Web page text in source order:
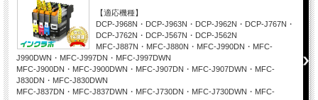
【適応機種】
DCP-J968N・DCP-J963N・DCP-J962N・DCP-J767N・
DCP-J762N・DCP-J567N・DCP-J562N
MFC-J887N・MFC-J880N・MFC-J990DN・MFC-
J990DWN・MFC-J997DN・MFC-J997DWN
MFC-J900DN・MFC-J900DWN・MFC-J907DN・MFC-J907DWN・MFC-
J830DN・MFC-J830DWN
MFC-J837DN・MFC-J837DWN・MFC-J730DN・MFC-J730DWN・MFC-